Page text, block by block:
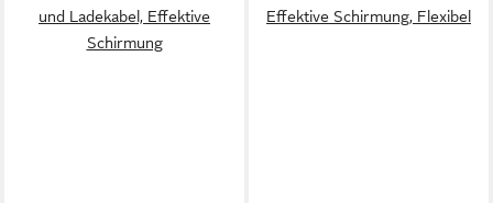
und Ladekabel, Effektive
Schirmung
Effektive Schirmung, Flexibel